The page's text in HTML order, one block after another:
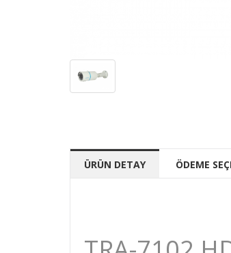
ÜRÜN DETAY ÖDEME